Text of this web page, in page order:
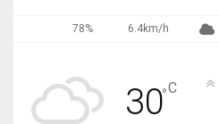
78% 6.4km/h
30°C